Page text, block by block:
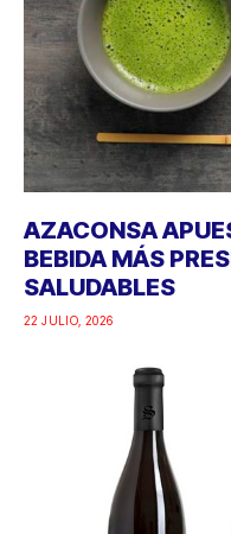
AZACONSA
BEBIDA MÁS
SALUDABLES
22 JULIO, 2026